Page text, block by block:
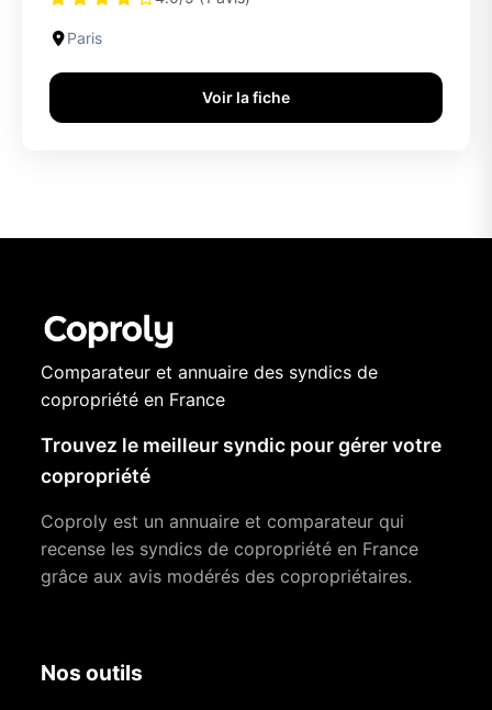
Paris
Voir la fiche
Comparateur et annuaire des syndics de
copropriété en France
Trouvez le meilleur syndic pour gérer votre
copropriété
Coproly est un annuaire et comparateur qui
recense les syndics de copropriété en France
grâce aux avis modérés des copropriétaires.
Nos outils